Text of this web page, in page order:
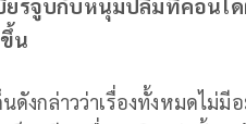
บียร์จูบกับหนุ่มปลื้มที่คอน
น
ดังกล่าวว่าเรื่องทั้งหมดไม่มี